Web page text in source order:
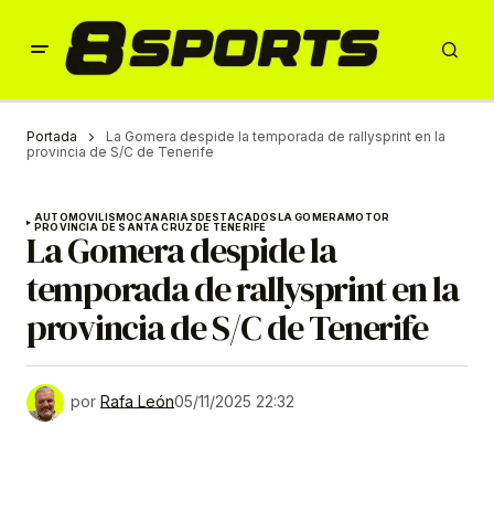
Portada
La Gomera despide la temporada de rallysprint en la
provincia de S/C de Tenerife
AUTOMOVILISMOCANARIASDESTACADOSLA GOMERAMOTOR
PROVINCIA DE SANTA CRUZ DE TENERIFE
La Gomera despide la
temporada de rallysprint en la
provincia de S/C de Tenerife
por Rafa León05/11/2025 22:32